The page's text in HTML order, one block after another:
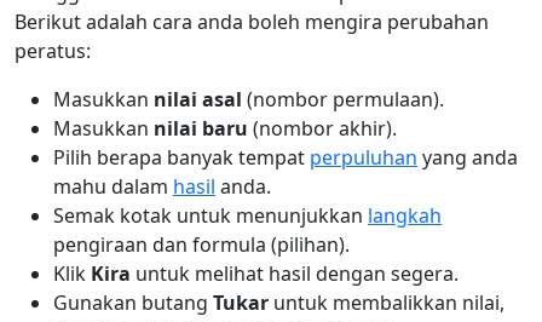
Berikut adalah cara anda boleh mengira perubahan
peratus:
Masukkan nilai asal (nombor permulaan).
Masukkan nilai baru (nombor akhir).
Pilih berapa banyak tempat perpuluhan yang anda
mahu dalam hasil anda.
Semak kotak untuk menunjukkan langkah
pengiraan dan formula (pilihan).
Klik Kira untuk melihat hasil dengan segera.
Gunakan butang Tukar untuk membalikkan nilai,